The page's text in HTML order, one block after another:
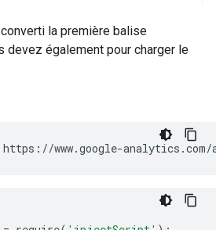
la première balise
devez également pour charger le